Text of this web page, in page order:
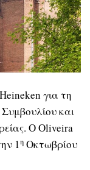
για τη
και
Ο Oliveira
1η Οκτωβρίου